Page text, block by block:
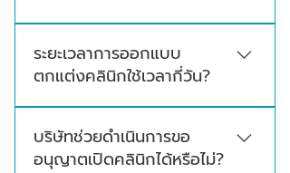
และขอบเขตการให้บริการ โดยทั่วไปพื้นที่ใช้สอยไม่
ควรน้อยกว่า 20 ตารางเมตร และควรจัดสรรพื้นที่
ระยะเวลาการออกแบบ
ตกแต่งคลินิกใช้เวลากี่วัน?
ประมาณ 20-30 วัน ส่วนขั้นตอนการเข้าพื้นที่เพื่อ
ก่อสร้างและตกแต่งจะอยู่ที่ประมาณ 45-60 วัน
บริษัทช่วยดำเนินการขอ
อนุญาตเปิดคลินิกได้หรือไม่?